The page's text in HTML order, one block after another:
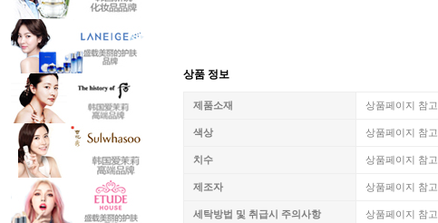
상품 정보
제품소재 상품페이지 참고
색상 상품페이지 참고
치수 상품페이지 참고
제조자 상품페이지 참고
세탁방법 및 취급시 주의사항 상품페이지 참고